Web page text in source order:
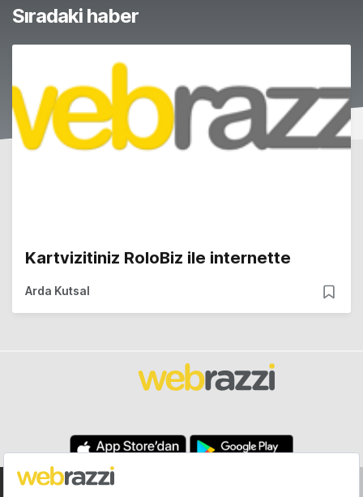
Sıradaki haber
Kartvizitiniz RoloBiz ile internette
Arda Kutsal